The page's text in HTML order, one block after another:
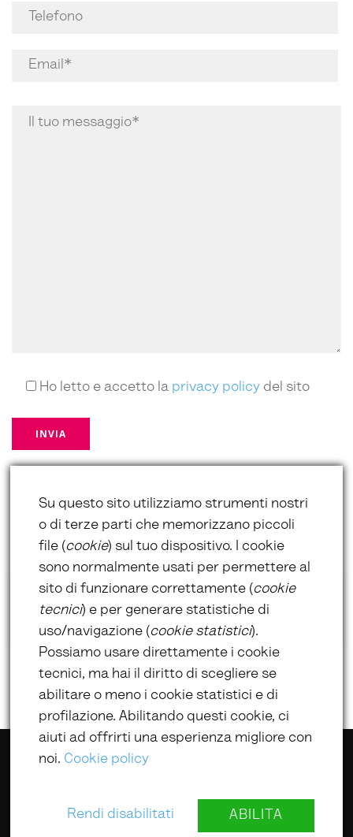
Ho letto e accetto la privacy policy del sito
Prossimi
Non ci sono eventi in arrivo al momento.
@ UmbriaLibri 2022
Su questo sito utilizziamo strumenti nostri
o di terze parti che memorizzano piccoli
file (cookie) sul tuo dispositivo. I cookie
sono normalmente usati per permettere al
sito di funzionare correttamente (cookie
tecnici) e per generare statistiche di
uso/navigazione (cookie statistici).
Possiamo usare direttamente i cookie
tecnici, ma hai il diritto di scegliere se
abilitare o meno i cookie statistici e di
profilazione. Abilitando questi cookie, ci
aiuti ad offrirti una esperienza migliore con
noi. Cookie policy
ABILITA
Rendi disabilitati